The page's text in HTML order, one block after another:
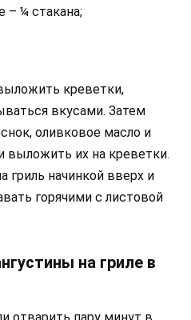
– ¼ стакана;
креветки,
вкусами. Затем
оливковое масло и
выложить их на креветки.
гриль начинкой вверх и
горячими с листовой
на гриле в
отварить пару минут в